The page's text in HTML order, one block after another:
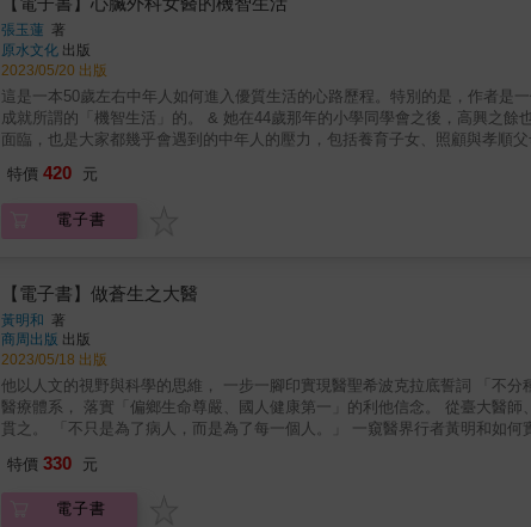
張玉蓮 著
原水文化 出版
2023/05/20 出版
這是一本50歲左右中年人如何進入優質生活的心路歷程。特別的是，作者是
成就所謂的「機智生活」的。 & 她在44歲那年的小學同學會之後，高興之
面臨，也是大家都幾乎會遇到的中年人的壓力，包括養育子女、照顧與孝順
這不只是一本寫給中年人的書，更是寫給20＋以後年輕人的書。作者非常希
（包括自己在內），好好說再見」這種遺憾。 & 同時，還希望告訴年輕人「
特價 420 元
電子書
【電子書】做蒼生之大醫
黃明和 著
商周出版 出版
2023/05/18 出版
他以人文的視野與科學的思維， 一步一腳印實現醫聖希波克拉底誓詞 「不
醫療體系， 落實「偏鄉生命尊嚴、國人健康第一」的利他信念。 從臺大醫
貫之。 「不只是為了病人，而是為了每一個人。」 一窺醫界行者黃明和如何實踐利他之心， 讓秀傳成為「最照顧臺灣人、最深入社區」的醫療體
創立秀傳醫院，以服務彰化的鄉親。 其後，黃明和更將從醫的利他之心擴及
灣「公辦民營」醫院的先例，隨後又接辦高雄縣立岡山醫院。2006年，更興
特價 330 元
電子書